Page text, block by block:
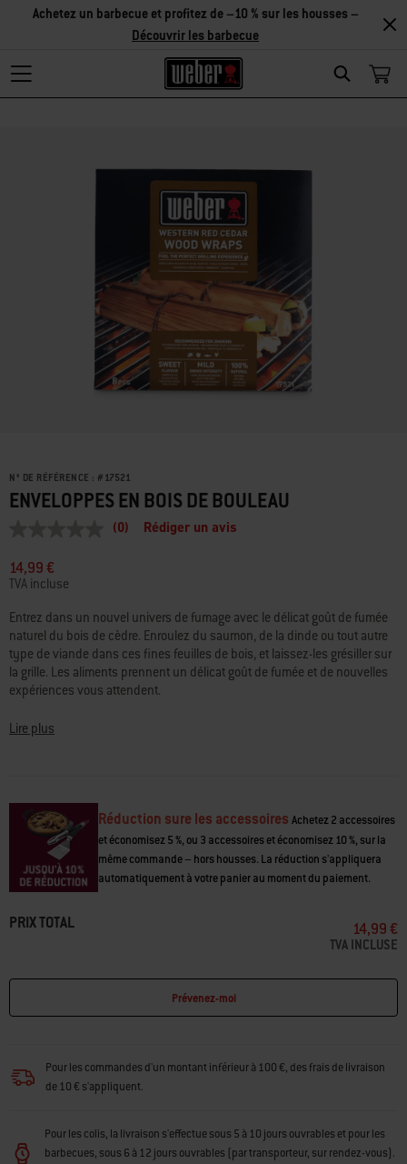
Search
Achetez un barbecue et profitez de –10 % sur les housses –
Découvrir les barbecue
N° DE RÉFÉRENCE : # 17521
ENVELOPPES EN BOIS DE BOULEAU
de
notation
Lien
sur
la
même
page.
(0) Rédiger un avis
14,99 €
TVA incluse
Entrez dans un nouvel univers de fumage avec le délicat goût de fumée
naturel du bois de cèdre. Enroulez du saumon, de la dinde ou tout autre
type de viande dans ces fines feuilles de bois, et laissez-les grésiller sur
la grille. Les aliments prennent un délicat goût de fumée et de nouvelles
expériences vous attendent.
Lire plus
Réduction sure les accessoires Achetez 2 accessoires
et économisez 5 %, ou 3 accessoires et économisez 10 %, sur la
même commande – hors housses. La réduction s'appliquera
automatiquement à votre panier au moment du paiement.
PRIX TOTAL 14,99 €
TVA INCLUSE
Prévenez-moi
Pour les commandes d'un montant inférieur à 100 €, des frais de livraison
de 10 € s'appliquent.
Pour les colis, la livraison s'effectue sous 5 à 10 jours ouvrables et pour les
barbecues, sous 6 à 12 jours ouvrables (par transporteur, sur rendez-vous).